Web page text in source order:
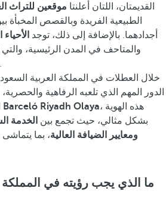
القديمتان، اللتان أُعلنتا موقعين للتراث
الطبيعية الفريدة وبالقصص المخبأة
أجدادهما. بالإضافة إلى ذلك، توجد الأحياء
والمتاحف في المدن الرئيسية،
السعودية الأصيل عن قرب.
خلال العطلات في المملكة العربية
الدور المهم الذي تلعبه الرفاهية
Barceló Riyadh Olaya، هذه الهوية
بشكل مثالي، حيث تجمع بين الخدمة
ومعايير الضيافة العالية، بما
ما الذي يجب رؤيته في المملكة